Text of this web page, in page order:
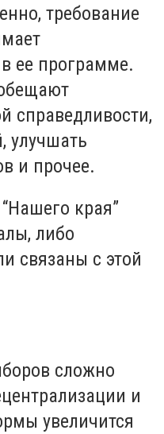
требование
ее программе.
справедливости,
улучшать
и прочее.
края”
либо
связаны с этой
сложно
и
увеличится